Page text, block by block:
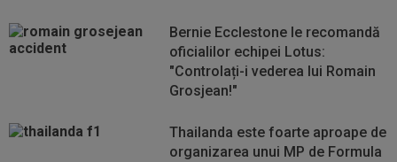
Bernie Ecclestone le recomandă
oficialilor echipei Lotus:
"Controlați-i vederea lui Romain
Grosjean!"
Thailanda este foarte aproape de
organizarea unui MP de Formula